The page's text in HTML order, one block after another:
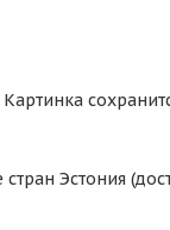
Эстония